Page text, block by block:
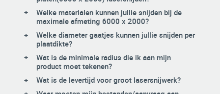
Welke materialen kunnen jullie snijden bij de
maximale afmeting 6000 x 2000?
Welke diameter gaatjes kunnen jullie snijden per
plaatdikte?
Wat is de minimale radius die ik aan mijn
product moet tekenen?
Wat is de levertijd voor groot lasersnijwerk?